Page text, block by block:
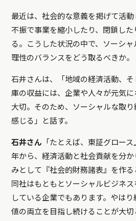
最近は、社会的な意義を掲げて活
不振で事業を縮小したり、閉鎖し
る。こうした状況の中で、ソーシ
理性のバランスをどう取るべきか。
石井さんは、「地域の経済活動、
庫の収益には、企業や人々が元気
大切。そのため、ソーシャルな取
感じる」と話す。
石井さん 「たとえば、東証グロー
年から、経済活動と社会貢献を分
みとして『社会的財務諸表』を作
同社はもともとソーシャルビジネ
している企業でもあります。やは
値の両立を目指し続けることが大